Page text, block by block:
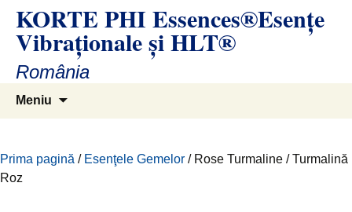
conținut
KORTE PHI Essences®Esenţe
Vibraţionale și HLT®
România
Meniu
Prima pagină / Esenţele Gemelor / Rose Turmaline / Turmalină
Roz